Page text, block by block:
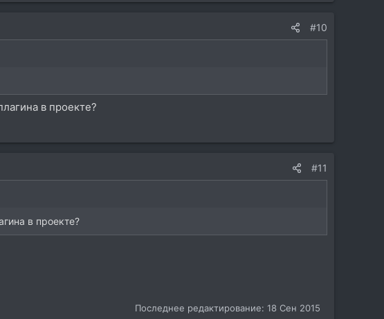
#10
в проекте?
#11
в проекте?
Последнее редактирование: 18 Сен 2015